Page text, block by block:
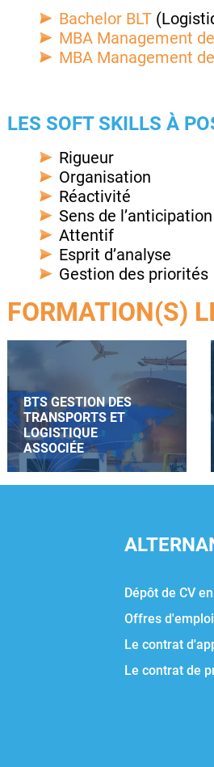
Bachelor BLT
MBA Management
MBA Management
LES SOFT SKILLS À
Rigueur
Organisation
Réactivité
Sens de l’anticipation
Attentif
Esprit d’analyse
Gestion des priorités
FORMATION(S)
BTS GESTION DES
TRANSPORTS ET
LOGISTIQUE
ASSOCIÉE
Dépôt de CV
Offres
Le contrat
Le contrat de